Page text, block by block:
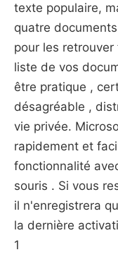
texte populaire,
quatre
pour les
liste de vos
être pratique ,
désagréable ,
vie privée.
rapidement et
fonctionnalité
souris . Si vous
il n'enregistrera
la dernière
1